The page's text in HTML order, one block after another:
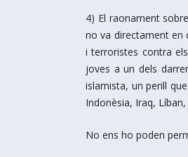
4) El raonament
no va directament en
i terroristes contra
joves a un dels
islamista, un perill
Indonèsia, Iraq,
No ens ho poden